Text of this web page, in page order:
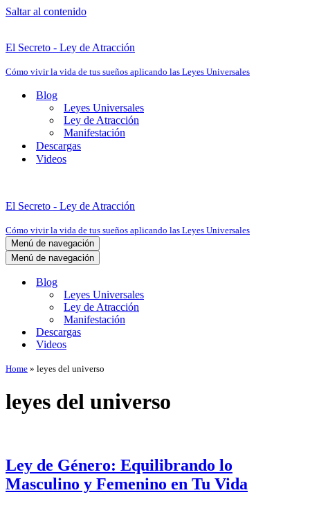
Saltar al contenido
El Secreto - Ley de Atracción
Cómo vivir la vida de tus sueños aplicando las Leyes Universales
Blog
Leyes Universales
Ley de Atracción
Manifestación
Descargas
Videos
El Secreto - Ley de Atracción
Cómo vivir la vida de tus sueños aplicando las Leyes Universales
Menú de navegación
Menú de navegación
Blog
Leyes Universales
Ley de Atracción
Manifestación
Descargas
Videos
Home » leyes del universo
leyes del universo
Ley de Género: Equilibrando lo
Masculino y Femenino en Tu Vida